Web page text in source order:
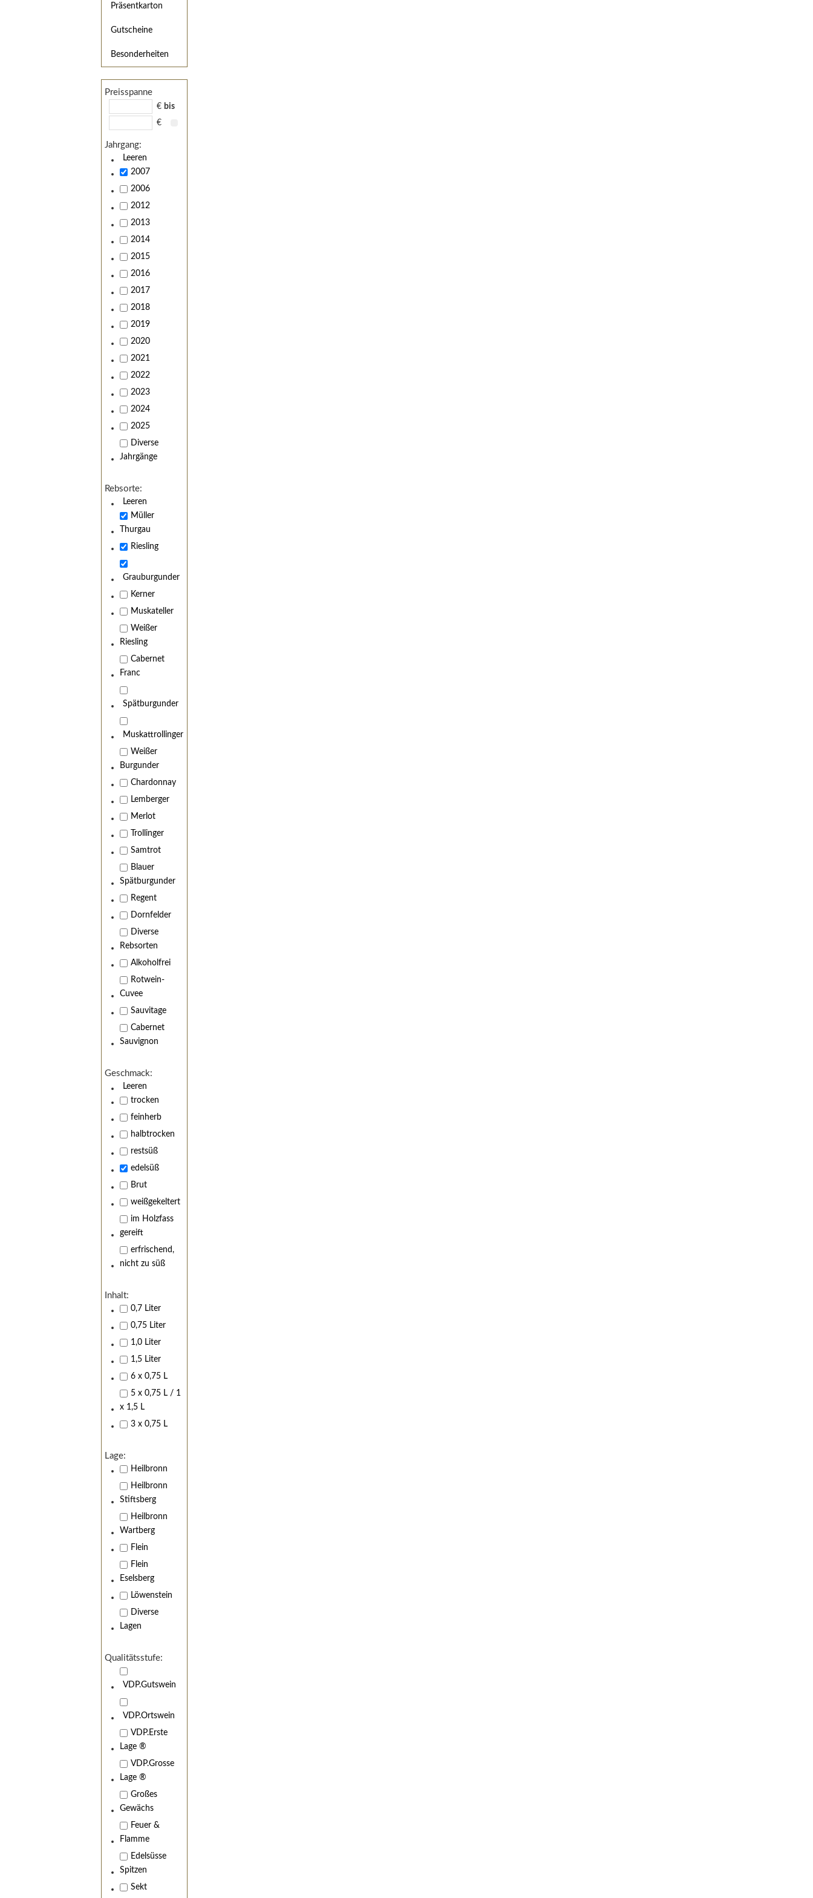
Präsentkarton
Gutscheine
Besonderheiten
Preisspanne
€ bis
€
Jahrgang:
Leeren
2007
2006
2012
2013
2014
2015
2016
2017
2018
2019
2020
2021
2022
2023
2024
2025
Diverse
Jahrgänge
Rebsorte:
Leeren
Müller
Thurgau
Riesling
Grauburgunder
Kerner
Muskateller
Weißer
Riesling
Cabernet
Franc
Spätburgunder
Muskattrollinger
Weißer
Burgunder
Chardonnay
Lemberger
Merlot
Trollinger
Samtrot
Blauer
Spätburgunder
Regent
Dornfelder
Diverse
Rebsorten
Alkoholfrei
Rotwein-
Cuvee
Sauvitage
Cabernet
Sauvignon
Geschmack:
Leeren
trocken
feinherb
halbtrocken
restsüß
edelsüß
Brut
weißgekeltert
im Holzfass
gereift
erfrischend,
nicht zu süß
Inhalt:
0,7 Liter
0,75 Liter
1,0 Liter
1,5 Liter
6 x 0,75 L
5 x 0,75 L / 1
x 1,5 L
3 x 0,75 L
Lage:
Heilbronn
Heilbronn
Stiftsberg
Heilbronn
Wartberg
Flein
Flein
Eselsberg
Löwenstein
Diverse
Lagen
Qualitätsstufe:
VDP.Gutswein
VDP.Ortswein
VDP.Erste
Lage ®
VDP.Grosse
Lage ®
Großes
Gewächs
Feuer &
Flamme
Edelsüsse
Spitzen
Sekt